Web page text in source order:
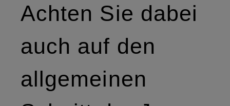
Achten Sie dabei
auch auf den
allgemeinen